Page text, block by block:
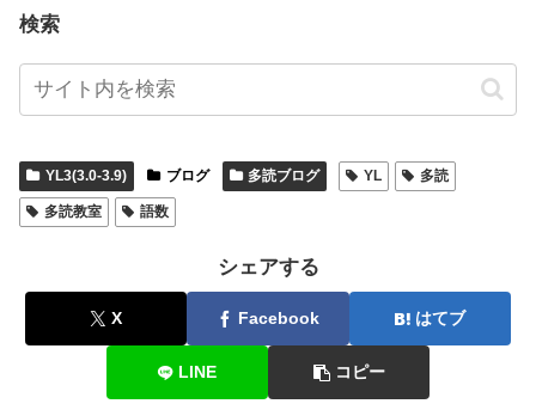
検索
YL3(3.0-3.9) ブログ 多読ブログ YL 多読
多読教室 語数
シェアする
X Facebook はてブ
LINE コピー